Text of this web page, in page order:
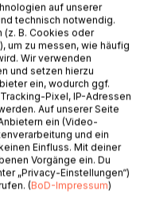
wächst unter
Struktur. Aus Herrn
Überzeugungen.
als
den er selbst bereits
Maßnahmen
bis er die Kontrolle
auf unserer
technisch notwendig.
(z. B. Cookies oder
um zu messen, wie häufig
Wir verwenden
und setzen hierzu
ein, wodurch ggf.
Pixel, IP-Adressen
Auf unserer Seite
ein (Video-
und ein
Einfluss. Mit deiner
Vorgänge ein. Du
„Privacy-Einstellungen“)
(BoD-Impressum)